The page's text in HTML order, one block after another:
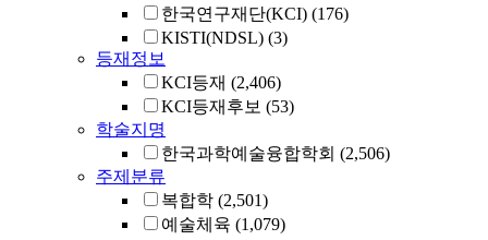
한국연구재단(KCI) (176)
KISTI(NDSL) (3)
등재정보
KCI등재 (2,406)
KCI등재후보 (53)
학술지명
한국과학예술융합학회 (2,506)
주제분류
복합학 (2,501)
예술체육 (1,079)